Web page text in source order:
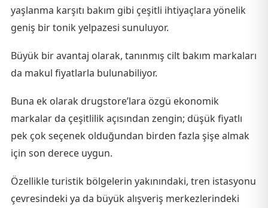
yaşlanma karşıtı bakım gibi çeşitli ihtiyaçlara yönelik
geniş bir tonik yelpazesi sunuluyor.
Büyük bir avantaj olarak, tanınmış cilt bakım markaları
da makul fiyatlarla bulunabiliyor.
Buna ek olarak drugstore’lara özgü ekonomik
markalar da çeşitlilik açısından zengin; düşük fiyatlı
pek çok seçenek olduğundan birden fazla şişe almak
için son derece uygun.
Özellikle turistik bölgelerin yakınındaki, tren istasyonu
çevresindeki ya da büyük alışveriş merkezlerindeki